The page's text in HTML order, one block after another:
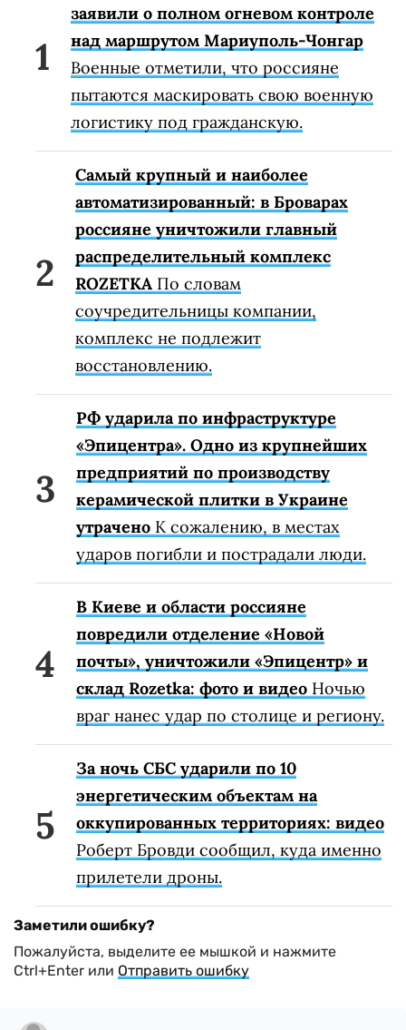
Военные из подразделения SIGNUM
заявили о полном огневом контроле
над маршрутом Мариуполь-Чонгар
Военные отметили, что россияне
пытаются маскировать свою военную
Самый крупный и наиболее
автоматизированный: в Броварах
россияне уничтожили главный
распределительный комплекс
ROZETKAПо словам
соучредительницы компании,
комплекс не подлежит
РФ ударила по инфраструктуре
«Эпицентра». Одно из крупнейших
предприятий по производству
керамической плитки в Украине
утраченоК сожалению, в местах
В Киеве и области россияне
повредили отделение «Новой
почты», уничтожили «Эпицентр» и
склад Rozetka: фото и видеоНочью
За ночь СБС ударили по 10
энергетическим объектам на
оккупированных территориях: видео
Роберт Бровди сообщил, куда именно
прилетели дроны.
Заметили ошибку?